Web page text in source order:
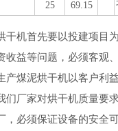
25 69.15
机首先要以投建项目
收益等问题，必须客观
产煤泥烘干机以客户利
们厂家对烘干机质量要
，必须保证设备的安全